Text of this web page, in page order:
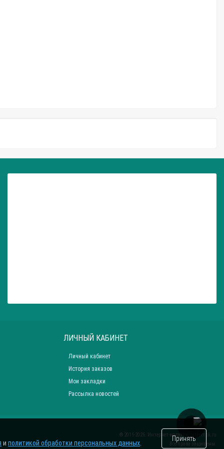
ЛИЧНЫЙ КАБИНЕТ
Личный кабинет
История заказов
Мои закладки
Рассылка новостей
® 2015-2026. Интернет-магазин
zatar-msk.ru
Все права защищены.
и политикой обработки персональных данных
Принять